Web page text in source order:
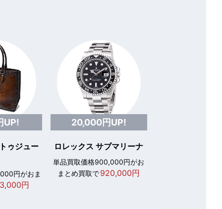
UP!
ゥジュー
円がおま
円
20,000円UP!
ロレックス サブマリーナ
単品買取価格900,000円がお
まとめ買取で920,000円